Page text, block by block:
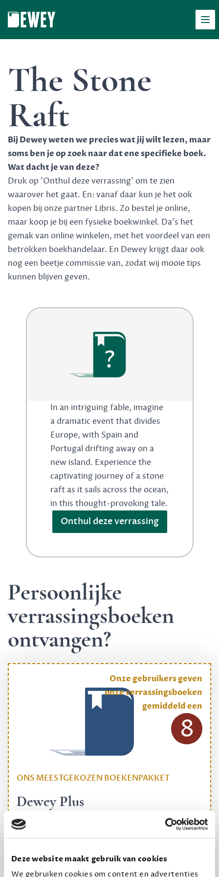
Deze website maakt gebruik van cookies
We gebruiken cookies om content en advertenties
The Stone
Raft
Bij Dewey weten we precies wat jij wilt lezen, maar
soms ben je op zoek naar dat ene specifieke boek.
Wat dacht je van deze?
Druk op 'Onthul deze verrassing' om te zien
waarover het gaat. En: vanaf daar kun je het ook
kopen bij onze partner Libris. Zo bestel je online,
maar koop je bij een fysieke boekwinkel. Da's het
gemak van online winkelen, met het voordeel van een
betrokken boekhandelaar. En Dewey krijgt daar ook
nog een beetje commissie van, zodat wij mooie tips
kunnen blijven geven.
?
In an intriguing fable, imagine
a dramatic event that divides
Europe, with Spain and
Portugal drifting away on a
new island. Experience the
captivating journey of a stone
raft as it sails across the ocean,
in this thought-provoking tale.
Onthul deze verrassing
Persoonlijke
verrassingsboeken
ontvangen?
ONS MEESTGEKOZEN BOEKENPAKKET
Dewey Plus
Een originele manier om je reading challenge te
halen.
Onze gebruikers geven
onze verrassingsboeken
gemiddeld een
8